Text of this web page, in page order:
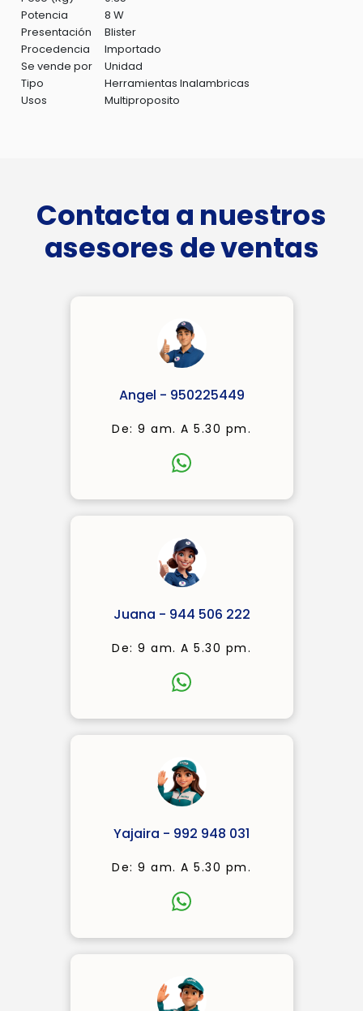
Potencia
8 W
Presentación
Blister
Procedencia
Importado
Se vende por
Unidad
Tipo
Herramientas Inalambricas
Usos
Multiproposito
Contacta a nuestros
asesores de ventas
Angel - 950225449
De: 9 am. A 5.30 pm.
Juana - 944 506 222
De: 9 am. A 5.30 pm.
Yajaira - 992 948 031
De: 9 am. A 5.30 pm.